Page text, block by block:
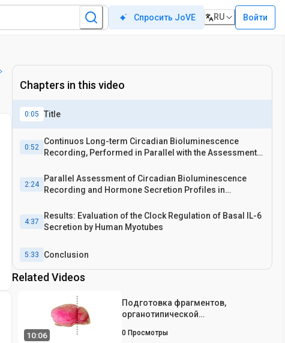
Спросить JoVE RU Войти
Chapters in this video
0:05 Title
0:52
Continuos Long-term Circadian Bioluminescence
Recording, Performed in Parallel with the Assessment
2:24
Parallel Assessment of Circadian Bioluminescence
Recording and Hormone Secretion Profiles in
4:37
Results: Evaluation of the Clock Regulation of Basal IL-6
Secretion by Human Myotubes
5:33 Conclusion
Related Videos
10:06
Подготовка фрагментов,
органотипической
люциферазы Запись часы
0 Просмотры